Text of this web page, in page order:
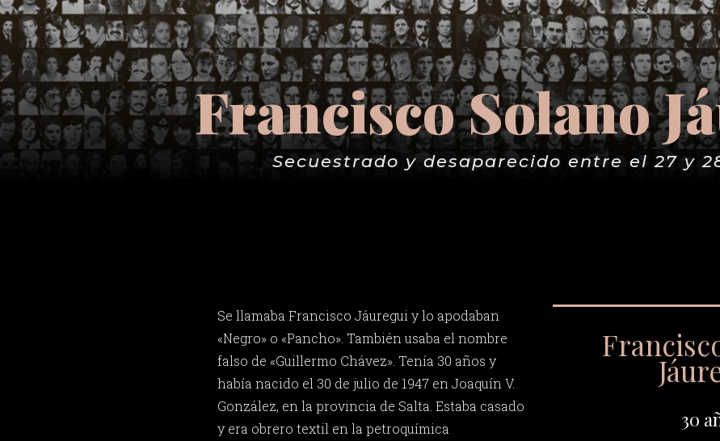
Francisco Solano
Secuestrado y desaparecido entre el 27 y
Se llamaba Francisco Jáuregui y lo apodaban
«Negro» o «Pancho». También usaba el nombre
falso de «Guillermo Chávez». Tenía 30 años y
había nacido el 30 de julio de 1947 en Joaquín V.
González, en la provincia de Salta. Estaba casado
y era obrero textil en la petroquímica
30